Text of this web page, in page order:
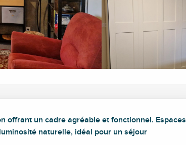
offrant un cadre agréable et fonctionnel. Espaces
naturelle, idéal pour un séjour